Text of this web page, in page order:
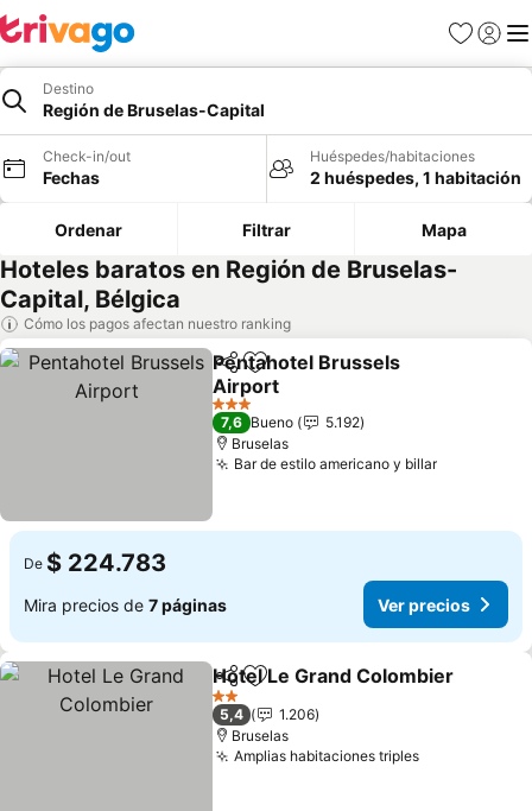
Favoritos
Iniciar
Destino
Región de Bruselas-Capital
Check-in/out
Fechas
Huéspedes/habitaciones
2 huéspedes, 1 habitación
Ordenar Filtrar Mapa
Hoteles baratos en Región de Bruselas-
Capital, Bélgica
Cómo los pagos afectan nuestro ranking
CompartirAgregar a favoritos
Pentahotel Brussels
Airport
3 Estrellas
7,6 Bueno
5.192
Bruselas
Bar de estilo americano y billar
De $ 224.783
Mira precios de 7 páginas Ver precios
CompartirAgregar a favoritos
Hotel Le Grand Colombier
2 Estrellas
5,4
1.206
Bruselas
Amplias habitaciones triples